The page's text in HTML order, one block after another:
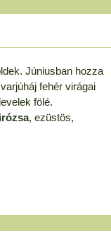
Júniusban hozza
fehér virágai
fölé.
, ezüstös,